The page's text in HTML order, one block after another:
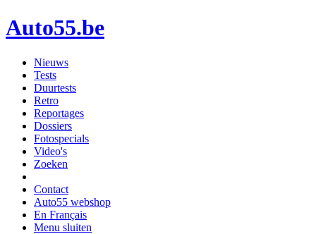
Auto55.be
Nieuws
Tests
Duurtests
Retro
Reportages
Dossiers
Fotospecials
Video's
Zoeken
Contact
Auto55 webshop
En Français
Menu sluiten